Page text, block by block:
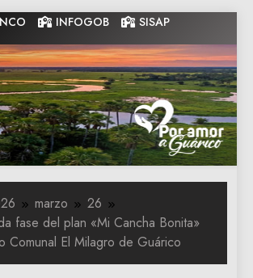
INFOGOB SISAP
Gobernacion
de Guarico
Gobernacion de Guarico
marzo
26
fase del plan «Mi Cancha Bonita»
Comunal El Milagro de Guárico